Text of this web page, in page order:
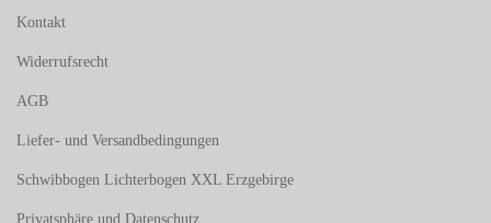
Kontakt
Widerrufsrecht
AGB
Liefer- und Versandbedingungen
Schwibbogen Lichterbogen XXL Erzgebirge
Privatsphäre und Datenschutz